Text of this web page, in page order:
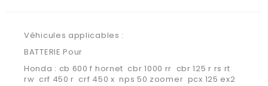
Véhicules applicables :
BATTERIE Pour
Honda : cb 600 f hornet cbr 1000 rr cbr 125 r rs rt
rw crf 450 r crf 450 x nps 50 zoomer pcx 125 ex2